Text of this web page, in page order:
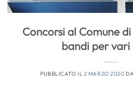
Concorsi al Comune
bandi per
PUBBLICATO IL 2 MARZO 2020 DA